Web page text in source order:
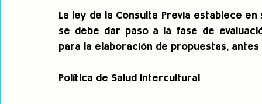
La ley de la Consulta Previa establece
se debe dar paso a la fase de
para la elaboración de propuestas,
Política de Salud Intercultural